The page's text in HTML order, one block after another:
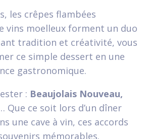
les crêpes flambées
vins moelleux forment un duo
tradition et créativité, vous
ce simple dessert en une
gastronomique.
: Beaujolais Nouveau,
Que ce soit lors d’un dîner
une cave à vin, ces accords
mémorables.